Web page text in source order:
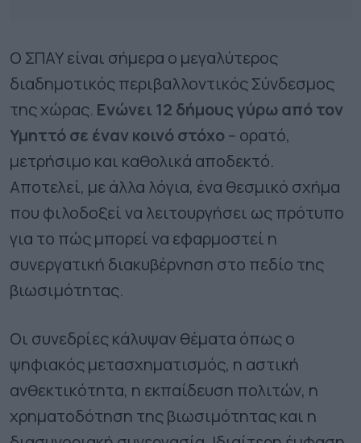
Ο ΣΠΑΥ είναι σήμερα ο μεγαλύτερος
διαδημοτικός περιβαλλοντικός Σύνδεσμος
της χώρας. Ενώνει 12 δήμους γύρω από τον
Υμηττό σε έναν κοινό στόχο– ορατό,
μετρήσιμο και καθολικά αποδεκτό.
Αποτελεί, με άλλα λόγια, ένα θεσμικό σχήμα
που φιλοδοξεί να λειτουργήσει ως πρότυπο
για το πώς μπορεί να εφαρμοστεί η
συνεργατική διακυβέρνηση στο πεδίο της
βιωσιμότητας.
Οι συνεδρίες κάλυψαν θέματα όπως ο
ψηφιακός μετασχηματισμός, η αστική
ανθεκτικότητα, η εκπαίδευση πολιτών, η
χρηματοδότηση της βιωσιμότητας και η